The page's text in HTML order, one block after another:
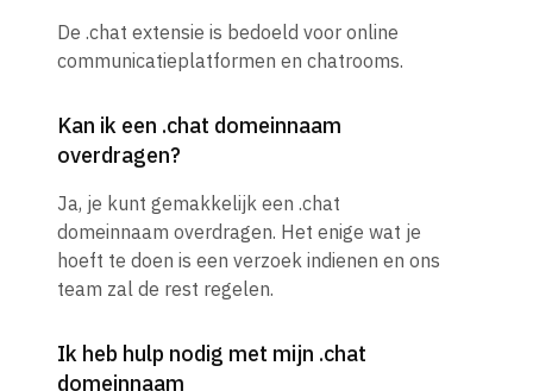
De .chat extensie is bedoeld voor online
communicatieplatformen en chatrooms.
Kan ik een .chat domeinnaam
overdragen?
Ja, je kunt gemakkelijk een .chat
domeinnaam overdragen. Het enige wat je
hoeft te doen is een verzoek indienen en ons
team zal de rest regelen.
Ik heb hulp nodig met mijn .chat
domeinnaam